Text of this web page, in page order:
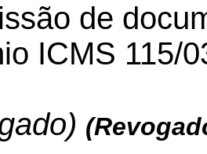
de
ICMS 115/